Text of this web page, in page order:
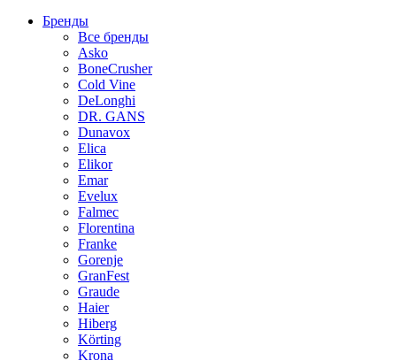
Бренды
Все бренды
Asko
BoneCrusher
Cold Vine
DeLonghi
DR. GANS
Dunavox
Elica
Elikor
Emar
Evelux
Falmec
Florentina
Franke
Gorenje
GranFest
Graude
Haier
Hiberg
Körting
Krona